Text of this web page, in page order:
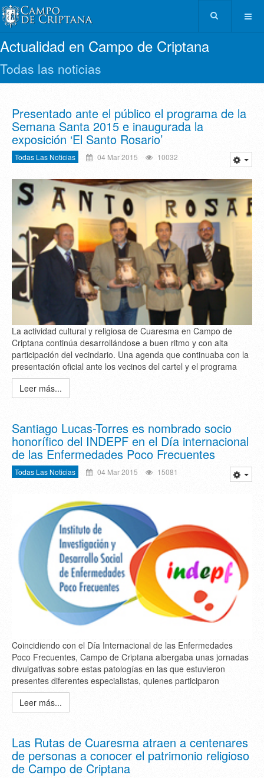
Actualidad en Campo de Criptana
Todas las noticias
Presentado ante el público el programa de la
Semana Santa 2015 e inaugurada la
exposición ‘El Santo Rosario’
Todas Las Noticias 04 Mar 2015 10032
La actividad cultural y religiosa de Cuaresma en Campo de
Criptana continúa desarrollándose a buen ritmo y con alta
participación del vecindario. Una agenda que continuaba con la
presentación oficial ante los vecinos del cartel y el programa
Leer más...
Santiago Lucas-Torres es nombrado socio
honorífico del INDEPF en el Día internacional
de las Enfermedades Poco Frecuentes
Todas Las Noticias 04 Mar 2015 15081
Coincidiendo con el Día Internacional de las Enfermedades
Poco Frecuentes, Campo de Criptana albergaba unas jornadas
divulgativas sobre estas patologías en las que estuvieron
presentes diferentes especialistas, quienes participaron
Leer más...
Las Rutas de Cuaresma atraen a centenares
de personas a conocer el patrimonio religioso
de Campo de Criptana